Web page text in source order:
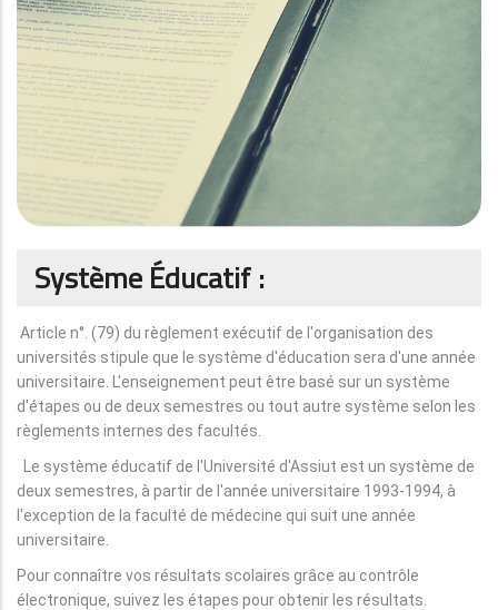
Système Éducatif :
Article n°. (79) du règlement exécutif de l'organisation des
universités stipule que le système d'éducation sera d'une année
universitaire. L'enseignement peut être basé sur un système
d'étapes ou de deux semestres ou tout autre système selon les
règlements internes des facultés.
Le système éducatif de l'Université d'Assiut est un système de
deux semestres, à partir de l'année universitaire 1993-1994, à
l'exception de la faculté de médecine qui suit une année
universitaire.
Pour connaître vos résultats scolaires grâce au contrôle
électronique, suivez les étapes pour obtenir les résultats.